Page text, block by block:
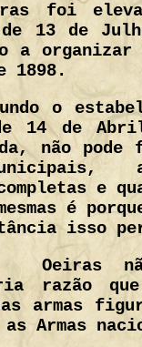
foi
13 de
a organizar
1898.
o
14 de
não pode
e
é
isso
Oeiras
razão que
armas
Armas